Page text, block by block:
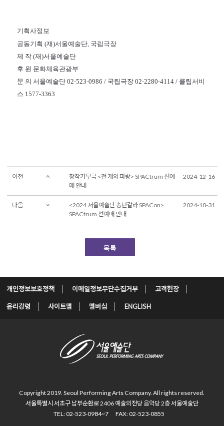
기획사정보
공동기획 (재)서울예술단, 국립극장
제 작 (재)서울예술단
후 원 문화체육관광부
문 의 서울예술단 02-523-0986 / 국립극장 02-2280-4114 / 클립서비
스 1577-3363
이전
창작가무극 <천 개의 파랑> SPACtrum 선예
매 안내
2024-12-16
다음
<2024 서울예술단 송년갈라 SPACon>
SPACtrum 선예매 안내
2024-10-31
목록
개인정보보호정책 이메일정보무단수집거부 고객헌장
윤리강령 사이트맵 멤버십 ENGLISH
Copyright 2019. Seoul Performing Arts Company. All rights reserved.
서울특별시 서초구 남부순환로 2406 예술의전당 음악당 2층 서울예술단
TEL: 02-523-0984~7
FAX: 02-523-0855